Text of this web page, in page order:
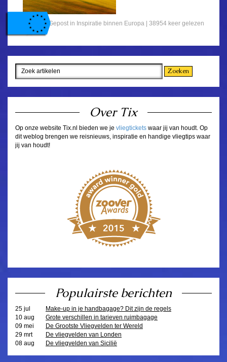
Gepost in Inspiratie binnen Europa | 38954 keer gelezen
Over Tix
Op onze website Tix.nl bieden we je vliegtickets waar jij van houdt. Op
dit weblog brengen we reisnieuws, inspiratie en handige vliegtips waar
jij van houdt!
Populairste berichten
25 jul
Make-up in je handbagage? Dit zijn de regels
10 aug
Grote verschillen in tarieven ruimbagage
09 mei
De Grootste Vliegvelden ter Wereld
29 mrt
De vliegvelden van Londen
08 aug
De vliegvelden van Sicilië